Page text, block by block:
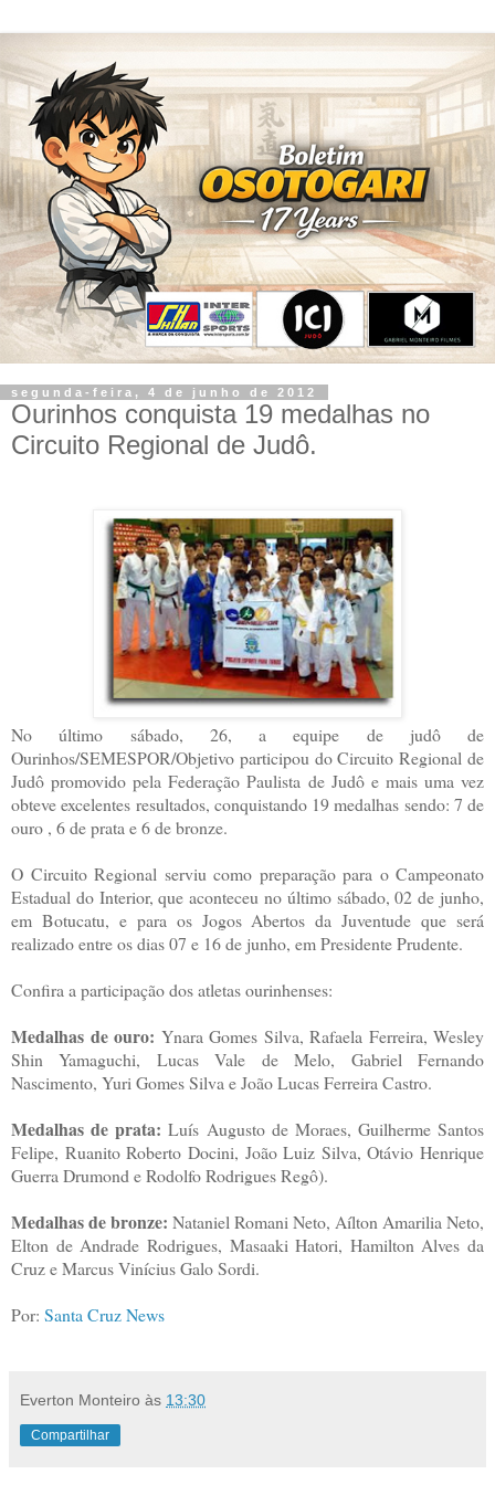
segunda-feira, 4 de junho de 2012
Ourinhos conquista 19 medalhas no
Circuito Regional de Judô.
No último sábado, 26, a equipe de judô de
Ourinhos/SEMESPOR/Objetivo participou do Circuito Regional de
Judô promovido pela Federação Paulista de Judô e mais uma vez
obteve excelentes resultados, conquistando 19 medalhas sendo: 7 de
ouro , 6 de prata e 6 de bronze.
O Circuito Regional serviu como preparação para o Campeonato
Estadual do Interior, que aconteceu no último sábado, 02 de junho,
em Botucatu, e para os Jogos Abertos da Juventude que será
realizado entre os dias 07 e 16 de junho, em Presidente Prudente.
Confira a participação dos atletas ourinhenses:
Medalhas de ouro: Ynara Gomes Silva, Rafaela Ferreira, Wesley
Shin Yamaguchi, Lucas Vale de Melo, Gabriel Fernando
Nascimento, Yuri Gomes Silva e João Lucas Ferreira Castro.
Medalhas de prata: Luís Augusto de Moraes, Guilherme Santos
Felipe, Ruanito Roberto Docini, João Luiz Silva, Otávio Henrique
Guerra Drumond e Rodolfo Rodrigues Regô).
Medalhas de bronze: Nataniel Romani Neto, Aílton Amarilia Neto,
Elton de Andrade Rodrigues, Masaaki Hatori, Hamilton Alves da
Cruz e Marcus Vinícius Galo Sordi.
Por: Santa Cruz News
Everton Monteiro às 13:30
Compartilhar